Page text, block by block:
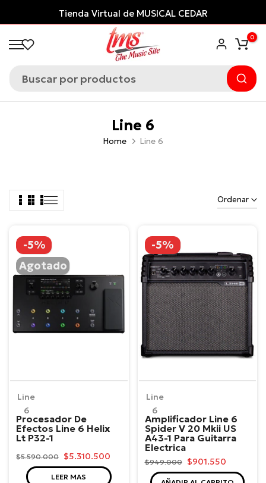
al
contenido
Tienda Virtual de MUSICAL CEDAR
0
Line 6
Home Line 6
Ordenar
-5%
Agotado
Line
6
Procesador De
Efectos Line 6 Helix
Lt P32-1
$5.590.000 $5.310.500
LEER MAS
-5%
Line
6
Amplificador Line 6
Spider V 20 Mkii US
A43-1 Para Guitarra
Electrica
$949.000 $901.550